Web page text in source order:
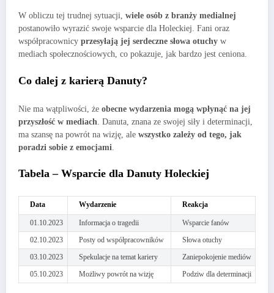
W obliczu tej trudnej sytuacji, wiele osób z branży medialnej
postanowiło wyrazić swoje wsparcie dla Holeckiej. Fani oraz
współpracownicy przesyłają jej serdeczne słowa otuchy w
mediach społecznościowych, co pokazuje, jak bardzo jest ceniona.
Co dalej z karierą Danuty?
Nie ma wątpliwości, że obecne wydarzenia mogą wpłynąć na jej
przyszłość w mediach. Danuta, znana ze swojej siły i determinacji,
ma szansę na powrót na wizję, ale wszystko zależy od tego, jak
poradzi sobie z emocjami.
Tabela – Wsparcie dla Danuty Holeckiej
Data Wydarzenie Reakcja
01.10.2023 Informacja o tragedii
Wsparcie fanów
02.10.2023
Posty od współpracowników
Słowa otuchy
03.10.2023
Spekulacje na temat kariery
Zaniepokojenie mediów
05.10.2023
Możliwy powrót na wizję Podziw dla determinacji